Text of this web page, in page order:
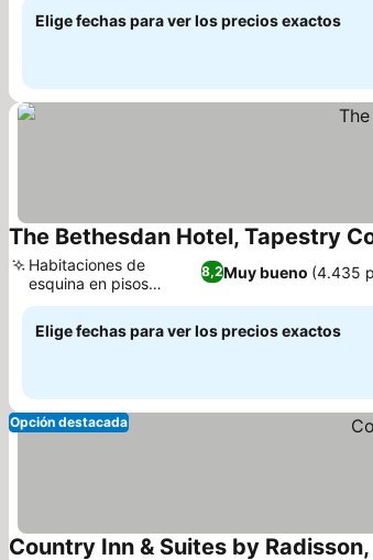
Elige fechas para ver los precios exactos
The Bethesdan Hotel, Tapestry
8,2Muy bueno (4.435
Habitaciones de
esquina en pisos
superiores
Elige fechas para ver los precios exactos
Opción destacada
Country Inn & Suites by